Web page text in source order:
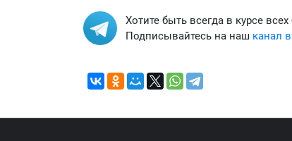
Хотите быть всегда в курсе
Подписывайтесь на наш канал